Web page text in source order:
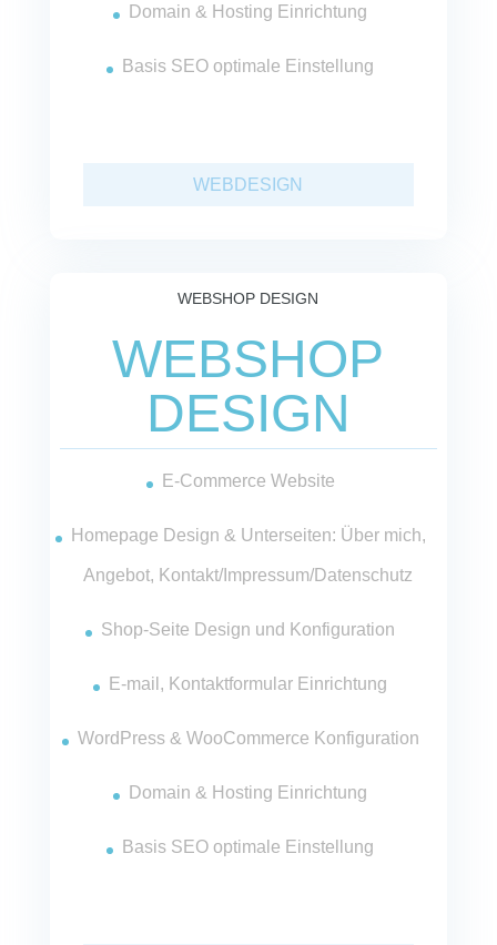
Domain & Hosting Einrichtung
Basis SEO optimale Einstellung
WEBDESIGN
WEBSHOP DESIGN
WEBSHOP
DESIGN
E-Commerce Website
Homepage Design & Unterseiten: Über mich,
Angebot, Kontakt/Impressum/Datenschutz
Shop-Seite Design und Konfiguration
E-mail, Kontaktformular Einrichtung
WordPress & WooCommerce Konfiguration
Domain & Hosting Einrichtung
Basis SEO optimale Einstellung